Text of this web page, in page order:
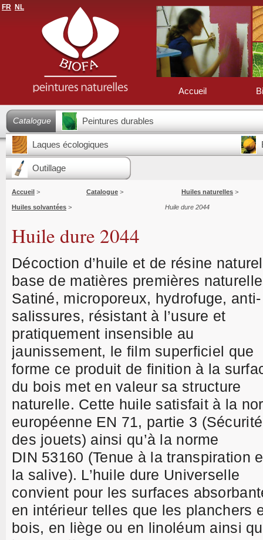
FR NL
Accueil
Catalogue Peintures durables
Laques écologiques
Outillage
Accueil > Catalogue > Huiles naturelles >
Huiles solvantées > Huile dure 2044
Huile dure 2044
Décoction d’huile et de résine
base de matières premières
Satiné, microporeux, hydrofuge, anti-
salissures, résistant à l’usure et
pratiquement insensible au
jaunissement, le film superficiel que
forme ce produit de finition à la
du bois met en valeur sa structure
naturelle. Cette huile satisfait à la
européenne EN 71, partie 3 (Sécurité
des jouets) ainsi qu’à la norme
DIN 53160 (Tenue à la transpiration
la salive). L’huile dure Universelle
convient pour les surfaces
en intérieur telles que les planchers
bois, en liège ou en linoléum ainsi